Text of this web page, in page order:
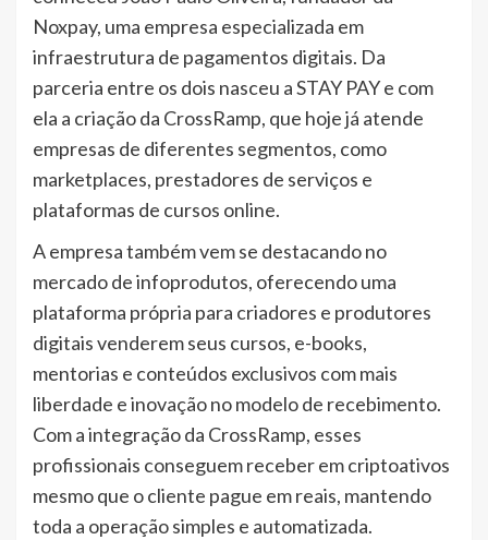
Noxpay, uma empresa especializada em
infraestrutura de pagamentos digitais. Da
parceria entre os dois nasceu a STAY PAY e com
ela a criação da CrossRamp, que hoje já atende
empresas de diferentes segmentos, como
marketplaces, prestadores de serviços e
plataformas de cursos online.
A empresa também vem se destacando no
mercado de infoprodutos, oferecendo uma
plataforma própria para criadores e produtores
digitais venderem seus cursos, e-books,
mentorias e conteúdos exclusivos com mais
liberdade e inovação no modelo de recebimento.
Com a integração da CrossRamp, esses
profissionais conseguem receber em criptoativos
mesmo que o cliente pague em reais, mantendo
toda a operação simples e automatizada.